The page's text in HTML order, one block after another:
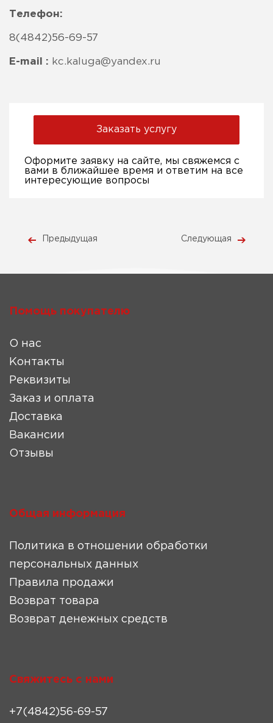
Телефон:
8(4842)56-69-57
E-mail : kc.kaluga@yandex.ru
Заказать услугу
Оформите заявку на сайте, мы свяжемся с
вами в ближайшее время и ответим на все
интересующие вопросы
Предыдущая Следующая
Помощь покупателю
О нас
Контакты
Реквизиты
Заказ и оплата
Доставка
Вакансии
Отзывы
Общая информация
Политика в отношении обработки
персональных данных
Правила продажи
Возврат товара
Возврат денежных средств
Свяжитесь с нами
+7(4842)56-69-57